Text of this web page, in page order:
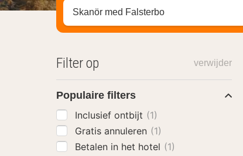
Zoek op hotel, regio of stad
Filter op verwijder
Populaire filters
Inclusief ontbijt (1)
Gratis annuleren (1)
Betalen in het hotel (1)